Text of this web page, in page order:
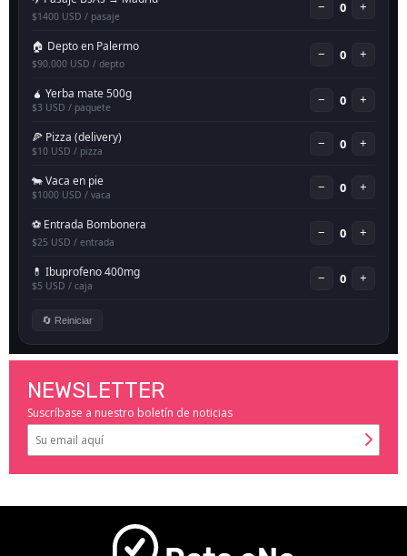
NEWSLETTER
Suscríbase a nuestro boletín de noticias